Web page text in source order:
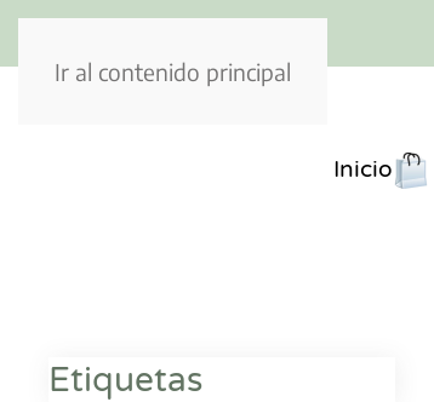
Ir al contenido principal
Inicio
Etiquetas